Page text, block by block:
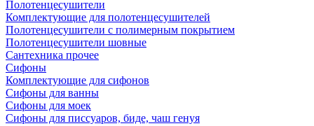
Полотенцесушители
Комплектующие для полотенцесушителей
Полотенцесушители с полимерным покрытием
Полотенцесушители шовные
Сантехника прочее
Сифоны
Комплектующие для сифонов
Сифоны для ванны
Сифоны для моек
Сифоны для писсуаров, биде, чаш генуя